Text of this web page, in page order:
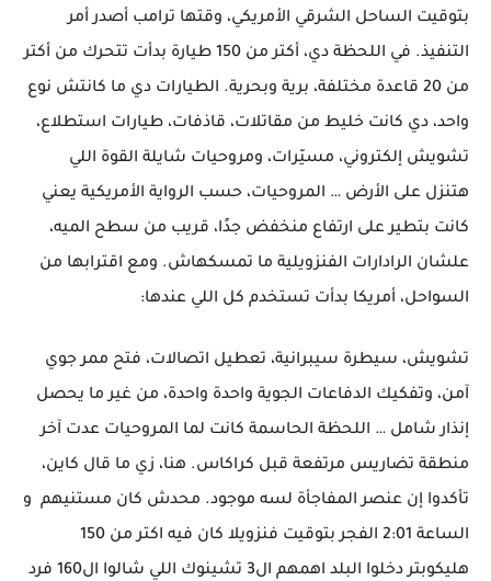
بتوقيت الساحل الشرقي الأمريكي، وقتها ترامب أصدر أمر
التنفيذ. في اللحظة دي، أكتر من 150 طيارة بدأت تتحرك من أكتر
من 20 قاعدة مختلفة، برية وبحرية. الطيارات دي ما كانتش نوع
واحد، دي كانت خليط من مقاتلات، قاذفات، طيارات استطلاع،
تشويش إلكتروني، مسيّرات، ومروحيات شايلة القوة اللي
هتنزل على الأرض … المروحيات، حسب الرواية الأمريكية يعني
كانت بتطير على ارتفاع منخفض جدًا، قريب من سطح الميه،
علشان الرادارات الفنزويلية ما تمسكهاش. ومع اقترابها من
السواحل، أمريكا بدأت تستخدم كل اللي عندها:
تشويش، سيطرة سيبرانية، تعطيل اتصالات، فتح ممر جوي
آمن، وتفكيك الدفاعات الجوية واحدة واحدة، من غير ما يحصل
إنذار شامل … اللحظة الحاسمة كانت لما المروحيات عدت آخر
منطقة تضاريس مرتفعة قبل كراكاس. هنا، زي ما قال كاين،
تأكدوا إن عنصر المفاجأة لسه موجود. محدش كان مستنيهم و
الساعة 2:01 الفجر بتوقيت فنزويلا كان فيه اكتر من 150
هليكوبتر دخلوا البلد اهمهم ال3 تشينوك اللي شالوا ال160 فرد